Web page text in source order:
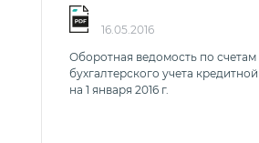
16.05.2016
Оборотная ведомость по счетам
бухгалтерского учета
на 1 января 2016 г.